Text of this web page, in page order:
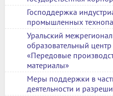
Господдержка
промышленных
Уральский
образовательный
«Передовые
материалы»
Меры поддержки в
деятельности и